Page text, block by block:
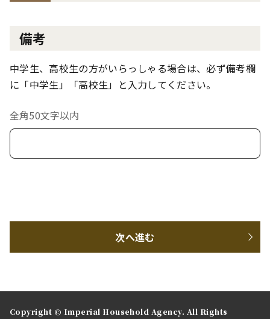
備考
中学生、高校生の方がいらっしゃる場合は、必ず備考欄
に「中学生」「高校生」と入力してください。
全角50文字以内
次へ進む
Copyright © Imperial Household Agency. All Rights